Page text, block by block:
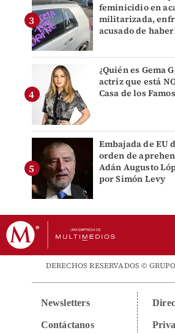
feminicidio en
militarizada,
acusado de
¿Quién es Gema
actriz que está
Casa de los
Embajada de EU
orden de
Adán Augusto
por Simón Levy
DERECHOS RESERVADOS ©
Newsletters
Contáctanos